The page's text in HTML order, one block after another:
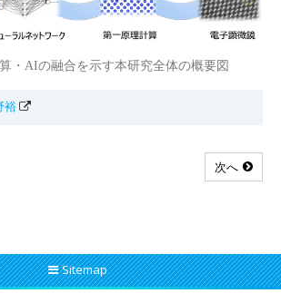
・AIの融合を示す本研究全体の概要図
裕
次へ
Sitemap